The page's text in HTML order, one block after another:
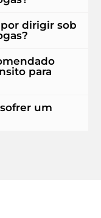
dirigir sob
para
um